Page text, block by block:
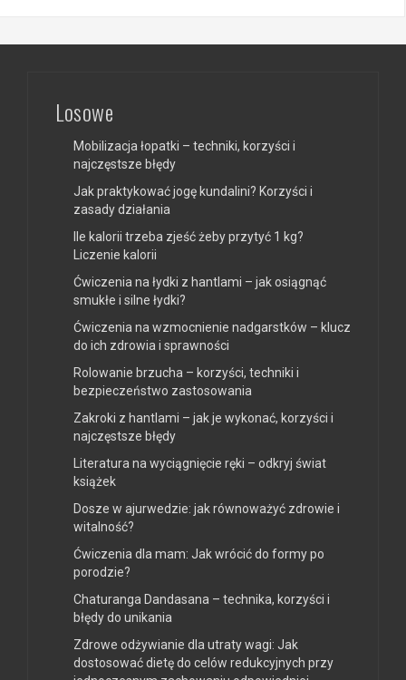
Losowe
Mobilizacja łopatki – techniki, korzyści i
najczęstsze błędy
Jak praktykować jogę kundalini? Korzyści i
zasady działania
Ile kalorii trzeba zjeść żeby przytyć 1 kg?
Liczenie kalorii
Ćwiczenia na łydki z hantlami – jak osiągnąć
smukłe i silne łydki?
Ćwiczenia na wzmocnienie nadgarstków – klucz
do ich zdrowia i sprawności
Rolowanie brzucha – korzyści, techniki i
bezpieczeństwo zastosowania
Zakroki z hantlami – jak je wykonać, korzyści i
najczęstsze błędy
Literatura na wyciągnięcie ręki – odkryj świat
książek
Dosze w ajurwedzie: jak równoważyć zdrowie i
witalność?
Ćwiczenia dla mam: Jak wrócić do formy po
porodzie?
Chaturanga Dandasana – technika, korzyści i
błędy do unikania
Zdrowe odżywianie dla utraty wagi: Jak
dostosować dietę do celów redukcyjnych przy